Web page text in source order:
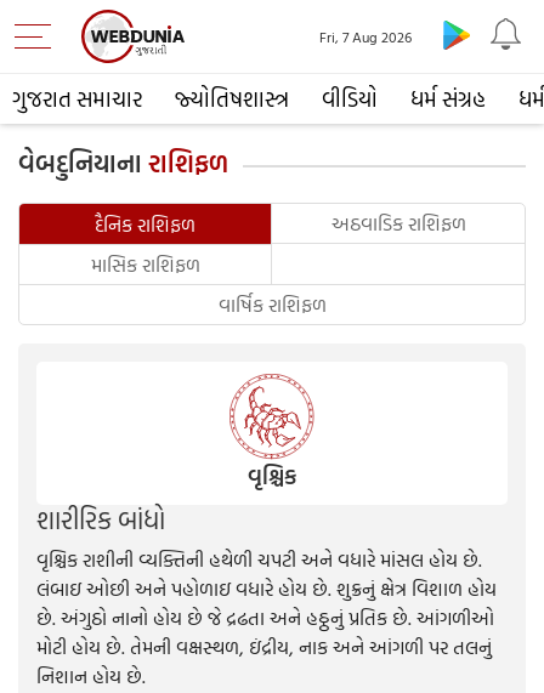
ગુજરાત સમાચાર જ્યોતિષશાસ્ત્ર વીડિયો ધર્મ સંગ્રહ ધર્મ
Fri, 7 Aug 2026
વેબદુનિયાના રાશિફળ
દૈનિક રાશિફળ
અઠવાડિક રાશિફળ
માસિક રાશિફળ
વાર્ષિક રાશિફળ
વૃશ્ચિક
શારીરિક બાંધો
વૃશ્ચિક રાશીની વ્‍યક્તિની હથેળી ચપટી અને વધારે માંસલ હોય છે.
લંબાઇ ઓછી અને પહોળાઇ વધારે હોય છે. શુક્રનું ક્ષેત્ર વિશાળ હોય
છે. અંગુઠો નાનો હોય છે જે દ્રઢતા અને હઠ્ઠનું પ્રતિક છે. આંગળીઓ
મોટી હોય છે. તેમની વક્ષસ્‍થળ, ઇંદ્રીય, નાક અને આંગળી પર તલનું
નિશાન હોય છે.